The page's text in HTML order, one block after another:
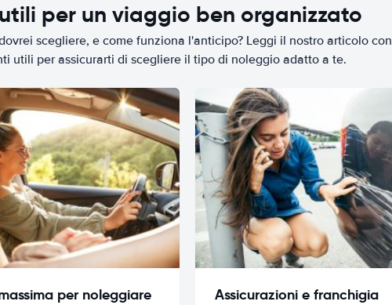
per un viaggio ben organizzato
scegliere, e come funziona l'anticipo? Leggi il nostro articolo con
utili per assicurarti di scegliere il tipo di noleggio adatto a te.
per noleggiare
Assicurazioni e franchigia